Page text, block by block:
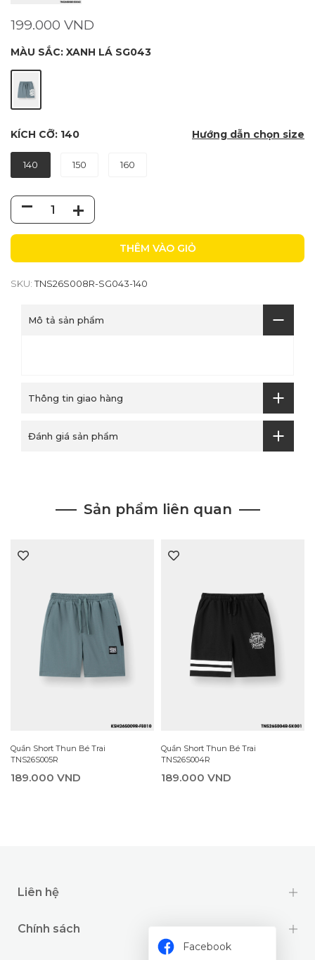
199.000 VND
MÀU SẮC: XANH LÁ SG043
KÍCH CỠ: 140 Hướng dẫn chọn size
140 150 160
THÊM VÀO GIỎ
SKU:TNS26S008R-SG043-140
Mô tả sản phẩm
Thông tin giao hàng
Đánh giá sản phẩm
Sản phẩm liên quan
Quần Short Thun Bé Trai
TNS26S005R
189.000 VND
Quần Short Thun Bé Trai
TNS26S004R
189.000 VND
Liên hệ
Chính sách
Facebook